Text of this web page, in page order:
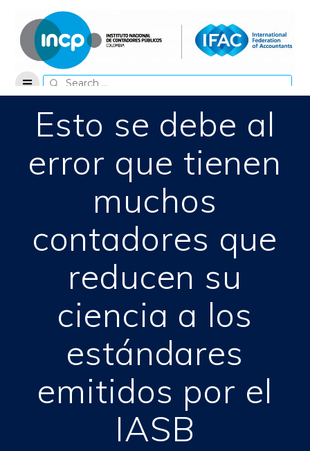
content
Search
for:
Esto se debe al
error que tienen
muchos
contadores que
reducen su
ciencia a los
estándares
emitidos por el
IASB